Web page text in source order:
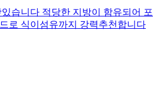
습니다 적당한 지방이 함유되어 포
로 식이섬유까지 강력추천합니다